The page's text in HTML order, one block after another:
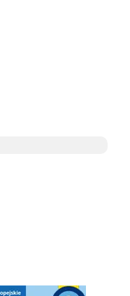
Wieliczka